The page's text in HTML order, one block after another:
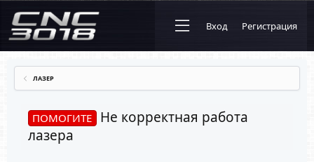
Вход Регистрация
ЛАЗЕР
ПОМОГИТЕ
Не корректная работа
лазера